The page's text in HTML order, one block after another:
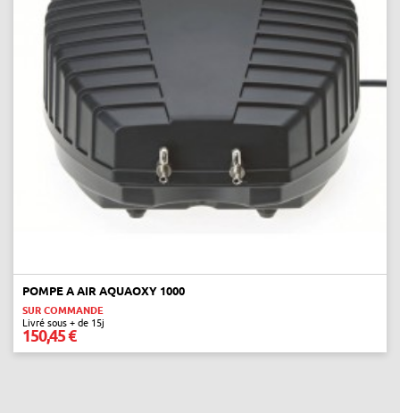
POMPE A AIR AQUAOXY 1000
SUR COMMANDE
Livré sous + de 15j
150,45 €